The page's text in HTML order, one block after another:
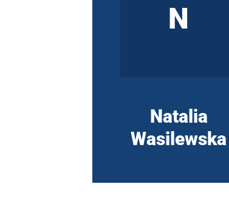
N
Natalia
Wasilewska